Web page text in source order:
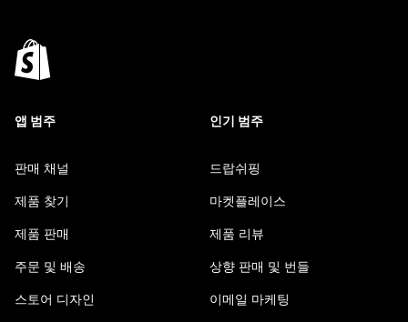
앱 범주
판매 채널
제품 찾기
제품 판매
주문 및 배송
스토어 디자인
인기 범주
드랍쉬핑
마켓플레이스
제품 리뷰
상향 판매 및 번들
이메일 마케팅